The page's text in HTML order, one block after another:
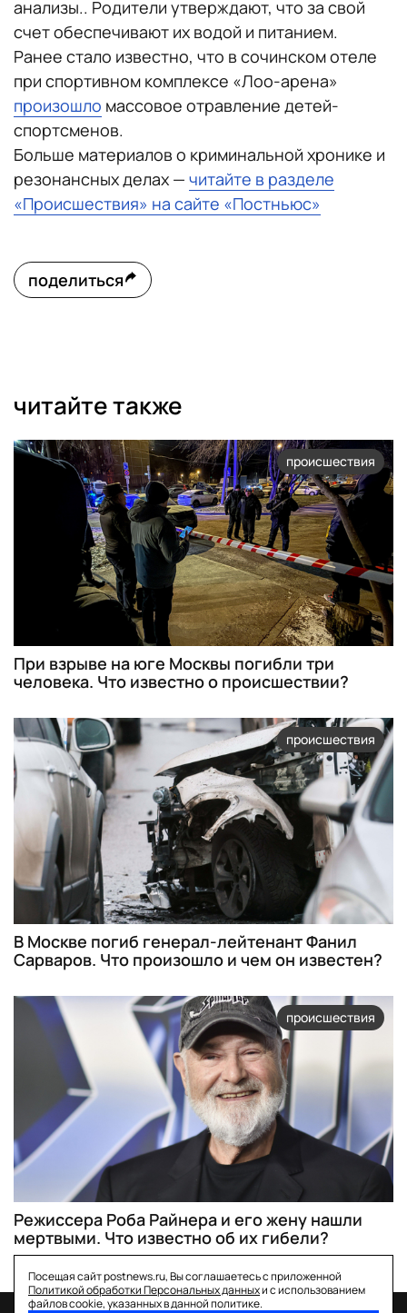
анализы.. Родители утверждают, что за свой
счет обеспечивают их водой и питанием.
Ранее стало известно, что в сочинском отеле
при спортивном комплексе «Лоо-арена»
произошло массовое отравление детей-
спортсменов.
Больше материалов о криминальной хронике и
резонансных делах — читайте в разделе
«Происшествия» на сайте «Постньюс»
поделиться
читайте также
происшествия
При взрыве на юге Москвы погибли три
человека. Что известно о происшествии?
происшествия
В Москве погиб генерал-лейтенант Фанил
Сарваров. Что произошло и чем он известен?
происшествия
Режиссера Роба Райнера и его жену нашли
мертвыми. Что известно об их гибели?
Посещая сайт postnews.ru, Вы соглашаетесь с приложенной
Политикой обработки Персональных данныхи с использованием
файлов cookie, указанных в данной политике.